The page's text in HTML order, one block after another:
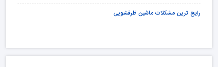
رایج ترین مشکلات ماشین ظرفشویی